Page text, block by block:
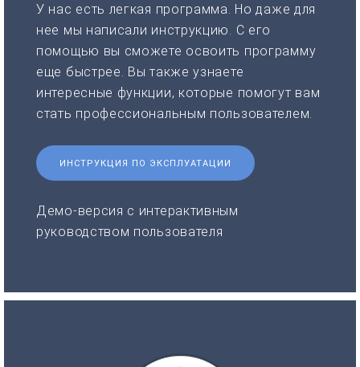
У нас есть легкая программа. Но даже для
нее мы написали инструкцию. С его
помощью вы сможете освоить программу
еще быстрее. Вы также узнаете
интересные функции, которые помогут вам
стать профессиональным пользователем.
ИНСТРУКЦИЯ ПО ЭКСПЛУАТАЦИИ
Демо-версия с интерактивным
руководством пользователя